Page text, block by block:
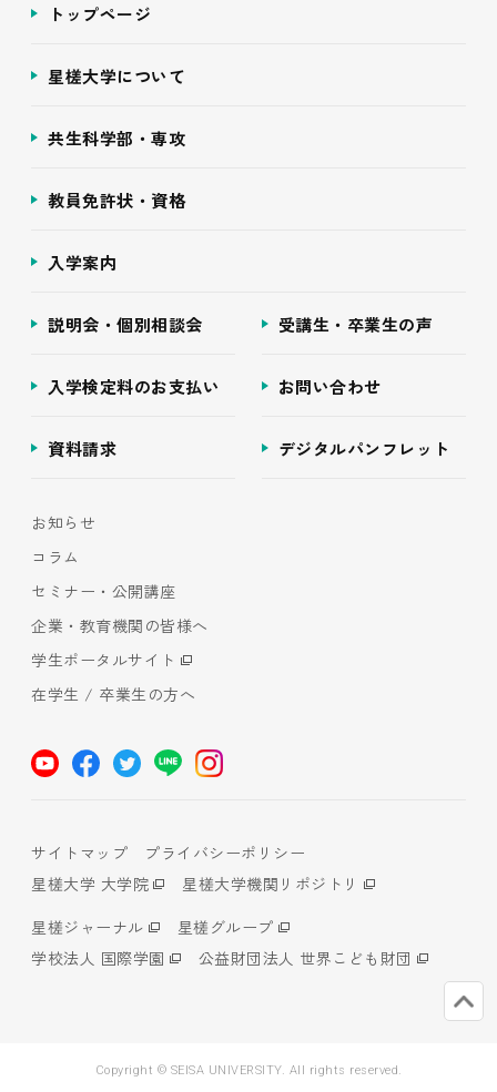
トップページ
星槎大学について
共生科学部・専攻
教員免許状・資格
入学案内
説明会・個別相談会 受講生・卒業生の声
入学検定料のお支払い お問い合わせ
資料請求 デジタルパンフレット
お知らせ
コラム
セミナー・公開講座
企業・教育機関の皆様へ
学生ポータルサイト
在学生 / 卒業生の方へ
サイトマップ
プライバシーポリシー
星槎大学 大学院
星槎大学機関リポジトリ
星槎ジャーナル
星槎グループ
学校法人 国際学園
公益財団法人 世界こども財団
Copyright © SEISA UNIVERSITY. All rights reserved.